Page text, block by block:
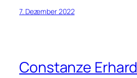
7. Dezember 2022
Constanze Erhard